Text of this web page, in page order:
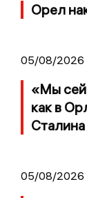
Орел
05/08/2026
«Мы
как в
Сталина
05/08/2026